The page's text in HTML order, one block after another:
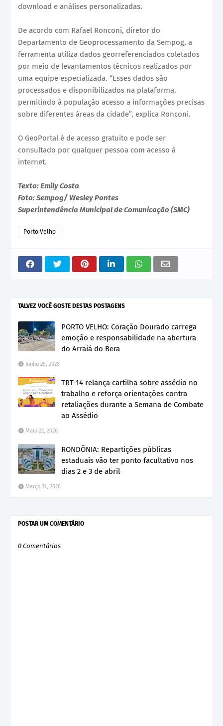
download e análises personalizadas.
De acordo com Rafael Ronconi, diretor do
Departamento de Geoprocessamento da Sempog, a
ferramenta utiliza dados georreferenciados coletados
por meio de levantamentos técnicos realizados por
uma equipe especializada. “Esses dados são
processados e disponibilizados na plataforma,
permitindo à população acesso a informações precisas
sobre diferentes áreas da cidade”, explica Ronconi.
O GeoPortal é de acesso gratuito e pode ser
consultado por qualquer pessoa com acesso à
internet.
Texto: Emily Costa
Foto: Sempog/ Wesley Pontes
Superintendência Municipal de Comunicação (SMC)
Porto Velho
TALVEZ VOCÊ GOSTE DESTAS POSTAGENS
PORTO VELHO: Coração Dourado carrega
emoção e responsabilidade na abertura
do Arraiá do Bera
Junho 25, 2026
TRT-14 relança cartilha sobre assédio no
trabalho e reforça orientações contra
retaliações durante a Semana de Combate
ao Assédio
Maio 22, 2026
RONDÔNIA: Repartições públicas
estaduais vão ter ponto facultativo nos
dias 2 e 3 de abril
Março 31, 2026
POSTAR UM COMENTÁRIO
0 Comentários